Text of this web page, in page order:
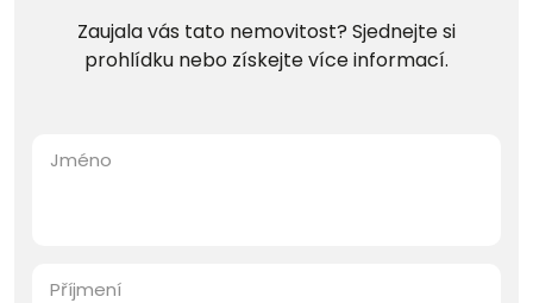
Zaujala vás tato nemovitost? Sjednejte si
prohlídku nebo získejte více informací.
Jméno
Příjmení